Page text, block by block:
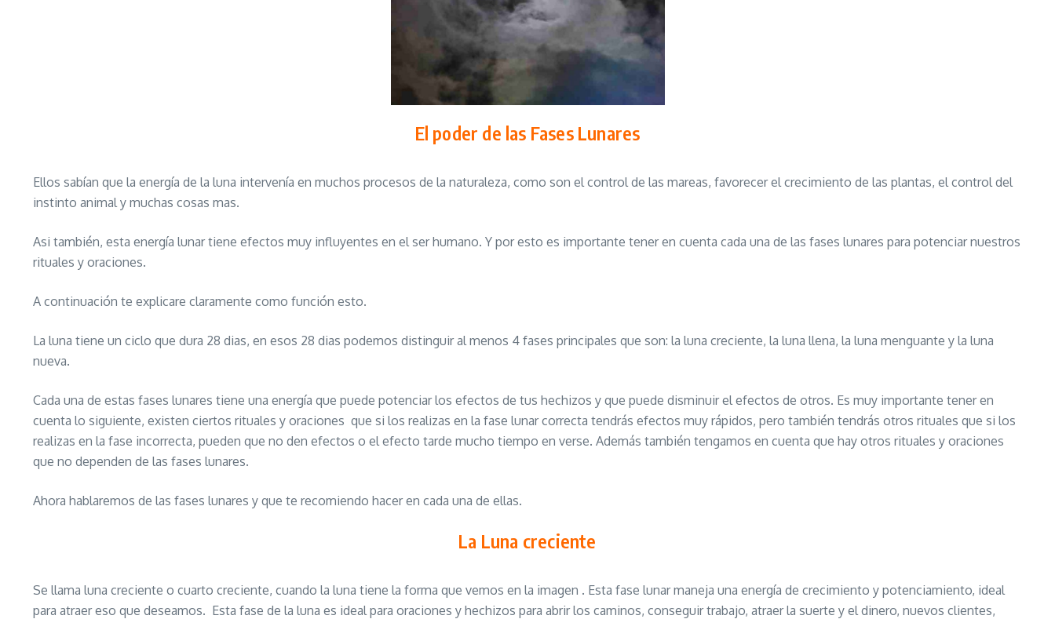
El poder de las Fases Lunares
Ellos sabían que la energía de la luna intervenía en muchos procesos de la naturaleza, como son el control de las mareas, favorecer el crecimiento de las plantas, el control del
instinto animal y muchas cosas mas.
Asi también, esta energía lunar tiene efectos muy influyentes en el ser humano. Y por esto es importante tener en cuenta cada una de las fases lunares para potenciar nuestros
rituales y oraciones.
A continuación te explicare claramente como función esto.
La luna tiene un ciclo que dura 28 dias, en esos 28 dias podemos distinguir al menos 4 fases principales que son: la luna creciente, la luna llena, la luna menguante y la luna
nueva.
Cada una de estas fases lunares tiene una energía que puede potenciar los efectos de tus hechizos y que puede disminuir el efectos de otros. Es muy importante tener en
cuenta lo siguiente, existen ciertos rituales y oraciones que si los realizas en la fase lunar correcta tendrás efectos muy rápidos, pero también tendrás otros rituales que si los
realizas en la fase incorrecta, pueden que no den efectos o el efecto tarde mucho tiempo en verse. Además también tengamos en cuenta que hay otros rituales y oraciones
que no dependen de las fases lunares.
Ahora hablaremos de las fases lunares y que te recomiendo hacer en cada una de ellas.
La Luna creciente
Se llama luna creciente o cuarto creciente, cuando la luna tiene la forma que vemos en la imagen . Esta fase lunar maneja una energía de crecimiento y potenciamiento, ideal
para atraer eso que deseamos. Esta fase de la luna es ideal para oraciones y hechizos para abrir los caminos, conseguir trabajo, atraer la suerte y el dinero, nuevos clientes,